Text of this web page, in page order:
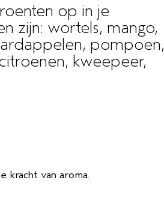
op in je
zijn: wortels, mango,
pompoen,
kweepeer,
kracht van aroma.